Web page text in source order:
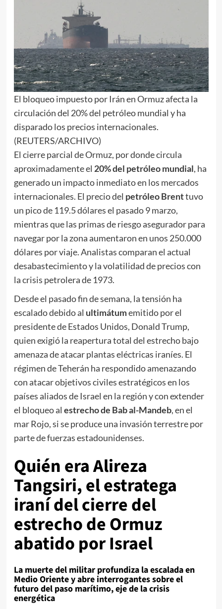
El bloqueo impuesto por Irán en Ormuz afecta la
circulación del 20% del petróleo mundial y ha
disparado los precios internacionales.
(REUTERS/ARCHIVO)
El cierre parcial de Ormuz, por donde circula
aproximadamente el 20% del petróleo mundial, ha
generado un impacto inmediato en los mercados
internacionales. El precio del petróleo Brenttuvo
un pico de 119.5 dólares el pasado 9 marzo,
mientras que las primas de riesgo asegurador para
navegar por la zona aumentaron en unos 250.000
dólares por viaje. Analistas comparan el actual
desabastecimiento y la volatilidad de precios con
la crisis petrolera de 1973.
Desde el pasado fin de semana, la tensión ha
escalado debido al ultimátumemitido por el
presidente de Estados Unidos, Donald Trump,
quien exigió la reapertura total del estrecho bajo
amenaza de atacar plantas eléctricas iraníes. El
régimen de Teherán ha respondido amenazando
con atacar objetivos civiles estratégicos en los
países aliados de Israel en la región y con extender
el bloqueo al estrecho de Bab al-Mandeb, en el
mar Rojo, si se produce una invasión terrestre por
parte de fuerzas estadounidenses.
Quién era Alireza
Tangsiri, el estratega
iraní del cierre del
estrecho de Ormuz
abatido por Israel
La muerte del militar profundiza la escalada en
Medio Oriente y abre interrogantes sobre el
futuro del paso marítimo, eje de la crisis
energética